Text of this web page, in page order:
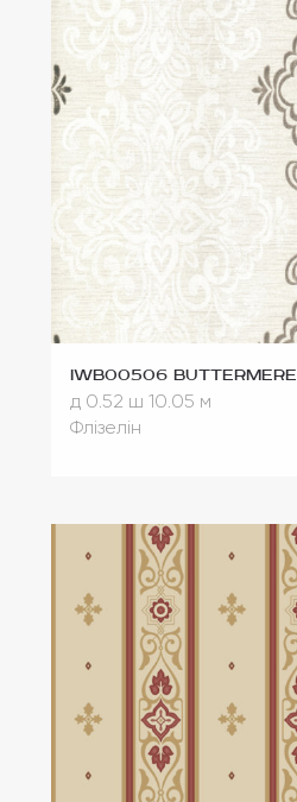
IWB00506 Buttermere
д 0.52 ш 10.05 м
Флізелін